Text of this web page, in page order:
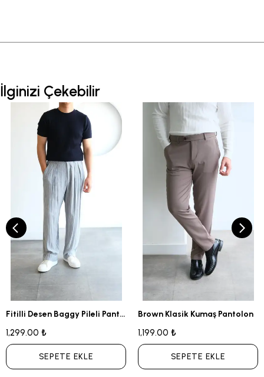
İlginizi Çekebilir
Fitilli Desen Baggy Pileli Pantolon
1,299.00 ₺
SEPETE EKLE
Brown Klasik Kumaş Pantolon
1,199.00 ₺
SEPETE EKLE